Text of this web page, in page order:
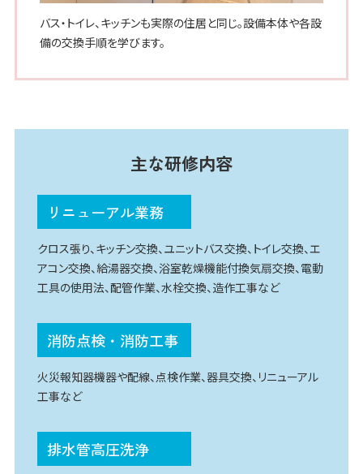
バス・トイレ、キッチンも実際の住居と同じ。設備本体や各設
備の交換手順を学びます。
主な研修内容
リニューアル業務
クロス張り、キッチン交換、ユニットバス交換、トイレ交換、エ
アコン交換、給湯器交換、浴室乾燥機能付換気扇交換、電動
工具の使用法、配管作業、水栓交換、造作工事など
消防点検・消防工事
火災報知器機器や配線、点検作業、器具交換、リニューアル
工事など
排水管高圧洗浄